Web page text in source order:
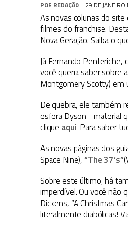
31 DE JULHO DE 2026 | SNW
6 DE AGOSTO DE 2026 |
POR REDAÇÃO 29 DE JANEIRO
As novas colunas do site
filmes do franchise.
Nova Geração. Saiba o
Já Fernando
você queria saber sobre
Montgomery Scotty) em
De quebra, ele também
esfera Dyson –material
clique aqui. Para saber
As novas páginas dos
Space Nine), “The 37’s”
Sobre este último, há
imperdível. Ou você não
Dickens, “A Christmas
literalmente diabólicas!